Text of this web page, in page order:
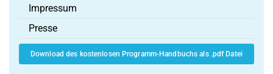
Impressum
Presse
Download des kostenlosen Programm-Handbuchs als .pdf Datei